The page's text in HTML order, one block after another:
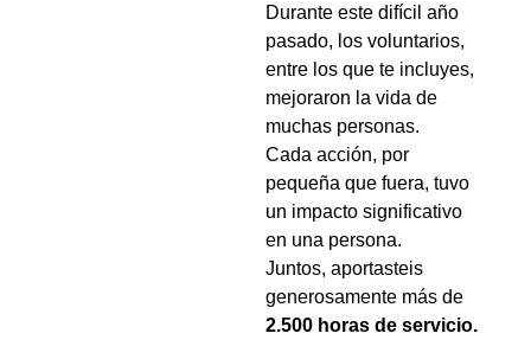
Durante este difícil año
pasado, los voluntarios,
entre los que te incluyes,
mejoraron la vida de
muchas personas.
Cada acción, por
pequeña que fuera, tuvo
un impacto significativo
en una persona.
Juntos, aportasteis
generosamente más de
2.500 horas de servicio.